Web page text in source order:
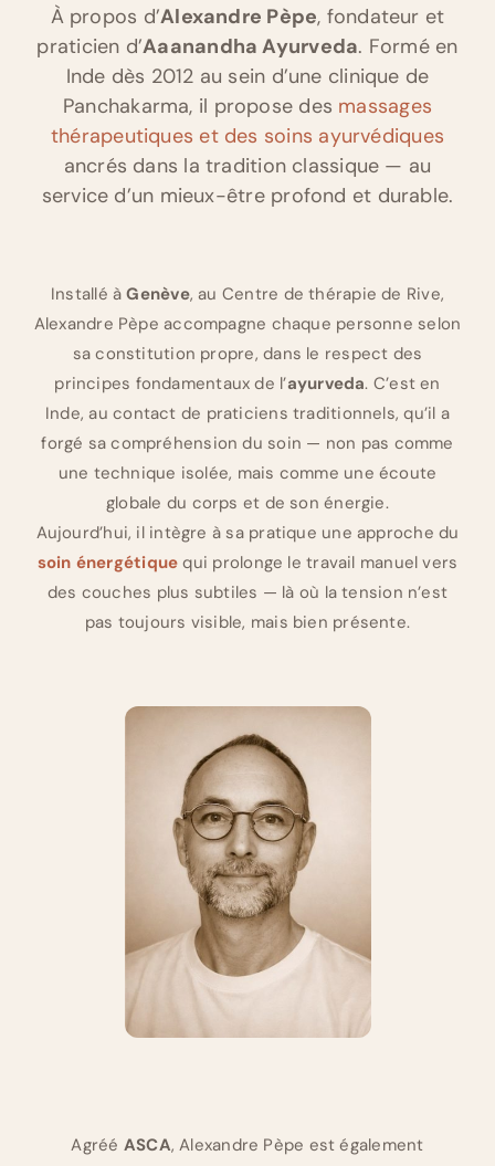
À propos d’Alexandre Pèpe, fondateur et
praticien d’Aaanandha Ayurveda. Formé en
Inde dès 2012 au sein d’une clinique de
Panchakarma, il propose des massages
thérapeutiques et des soins ayurvédiques
ancrés dans la tradition classique — au
service d’un mieux-être profond et durable.
Installé àGenève, au Centre de thérapie de Rive,
Alexandre Pèpe accompagne chaque personne selon
sa constitution propre, dans le respect des
principes fondamentaux de l’ayurveda. C’est en
Inde, au contact de praticiens traditionnels, qu’il a
forgé sa compréhension du soin — non pas comme
une technique isolée, mais comme une écoute
globale du corps et de son énergie.
Aujourd’hui, il intègre à sa pratique une approche du
soin énergétique qui prolonge le travail manuel vers
des couches plus subtiles — là où la tension n’est
pas toujours visible, mais bien présente.
Agréé ASCA, Alexandre Pèpe est également